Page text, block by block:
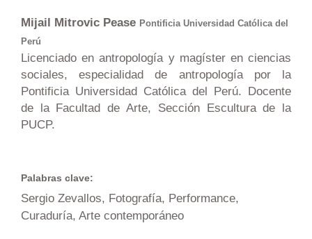
Mijail Mitrovic Pease Pontificia Universidad Católica del
Perú
Licenciado en antropología y magíster en ciencias
sociales, especialidad de antropología por la
Pontificia Universidad Católica del Perú. Docente
de la Facultad de Arte, Sección Escultura de la
PUCP.
Palabras clave:
Sergio Zevallos, Fotografía, Performance,
Curaduría, Arte contemporáneo